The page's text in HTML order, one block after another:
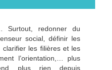
Surtout, redonner du
social, définir les
clarifier les filières et les
l’orientation,… plus
plus rien depuis